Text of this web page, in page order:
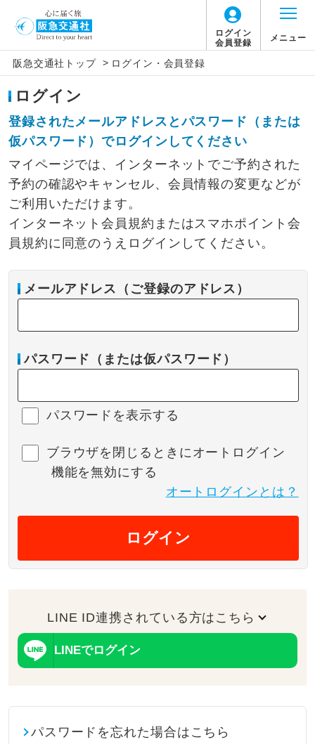
ログイン
会員登録
メニュー
阪急交通社トップ > ログイン・会員登録
ログイン
登録されたメールアドレスとパスワード（または
仮パスワード）でログインしてください
マイページでは、インターネットでご予約された
予約の確認やキャンセル、会員情報の変更などが
ご利用いただけます。
インターネット会員規約またはスマホポイント会
員規約に同意のうえログインしてください。
メールアドレス（ご登録のアドレス）
パスワード（または仮パスワード）
パスワードを表示する
ブラウザを閉じるときにオートログイン
機能を無効にする
オートログインとは？
ログイン
LINE ID連携されている方はこちら
LINEでログイン
パスワードを忘れた場合はこちら